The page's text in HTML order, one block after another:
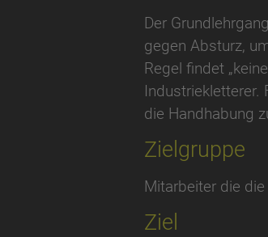
Der
gegen Absturz,
Regel findet
Industriekletterer.
die Handhabung
Zielgruppe
Mitarbeiter die
Ziel